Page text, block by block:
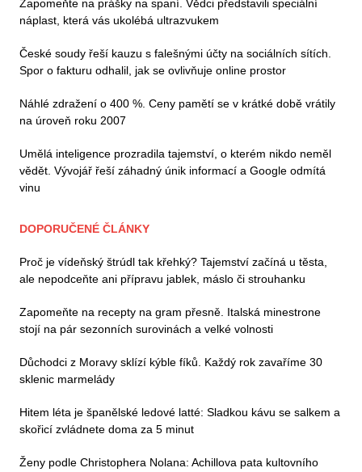
Zapomeňte na prášky na spaní. Vědci představili speciální
náplast, která vás ukolébá ultrazvukem
České soudy řeší kauzu s falešnými účty na sociálních sítích.
Spor o fakturu odhalil, jak se ovlivňuje online prostor
Náhlé zdražení o 400 %. Ceny pamětí se v krátké době vrátily
na úroveň roku 2007
Umělá inteligence prozradila tajemství, o kterém nikdo neměl
vědět. Vývojář řeší záhadný únik informací a Google odmítá
vinu
DOPORUČENÉ ČLÁNKY
Proč je vídeňský štrúdl tak křehký? Tajemství začíná u těsta,
ale nepodceňte ani přípravu jablek, máslo či strouhanku
Zapomeňte na recepty na gram přesně. Italská minestrone
stojí na pár sezonních surovinách a velké volnosti
Důchodci z Moravy sklízí kýble fíků. Každý rok zavaříme 30
sklenic marmelády
Hitem léta je španělské ledové latté: Sladkou kávu se salkem a
skořicí zvládnete doma za 5 minut
Ženy podle Christophera Nolana: Achillova pata kultovního